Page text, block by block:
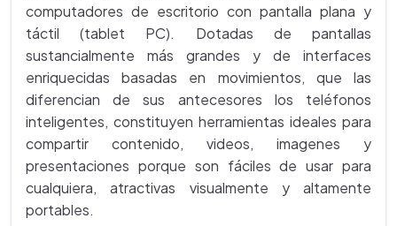
computadores de escritorio con pantalla plana y
táctil (tablet PC). Dotadas de pantallas
sustancialmente más grandes y de interfaces
enriquecidas basadas en movimientos, que las
diferencian de sus antecesores los teléfonos
inteligentes, constituyen herramientas ideales para
compartir contenido, videos, imagenes y
presentaciones porque son fáciles de usar para
cualquiera, atractivas visualmente y altamente
portables.